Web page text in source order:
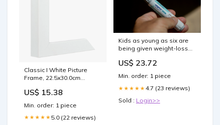
Classic I White Picture
Frame, 22.5x30.0cm
US$ 15.38
Min. order: 1 piece
★★★★★ 5.0 (22 reviews)
Kids as young as six are
being given weight-loss
obesity before it gets too
US$ 23.72
Min. order: 1 piece
★★★★★ 4.7 (23 reviews)
Sold : Login>>